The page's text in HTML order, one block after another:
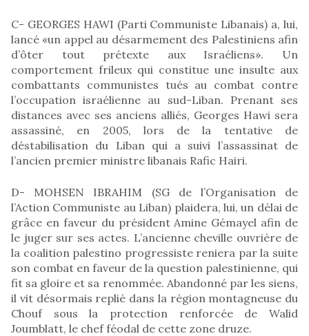
C- GEORGES HAWI (Parti Communiste Libanais) a, lui,
lancé «un appel au désarmement des Palestiniens afin
d’ôter tout prétexte aux Israéliens». Un
comportement frileux qui constitue une insulte aux
combattants communistes tués au combat contre
l’occupation israélienne au sud-Liban. Prenant ses
distances avec ses anciens alliés, Georges Hawi sera
assassiné, en 2005, lors de la tentative de
déstabilisation du Liban qui a suivi l’assassinat de
l’ancien premier ministre libanais Rafic Hairi.
D- MOHSEN IBRAHIM (SG de l’Organisation de
l’Action Communiste au Liban) plaidera, lui, un délai de
grâce en faveur du président Amine Gémayel afin de
le juger sur ses actes. L’ancienne cheville ouvrière de
la coalition palestino progressiste reniera par la suite
son combat en faveur de la question palestinienne, qui
fit sa gloire et sa renommée. Abandonné par les siens,
il vit désormais replié dans la région montagneuse du
Chouf sous la protection renforcée de Walid
Joumblatt, le chef féodal de cette zone druze.